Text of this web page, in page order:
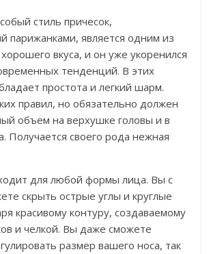
стиль причесок,
парижанками, является одним из
вкуса, и он уже укоренился
тенденций. В этих
простота и легкий шарм.
правил, но обязательно должен
объем на верхушке головы и в
Получается своего рода нежная
для любой формы лица. Вы с
скрыть острые углы и круглые
красивому контуру, создаваемому
и челкой. Вы даже сможете
размер вашего носа, так